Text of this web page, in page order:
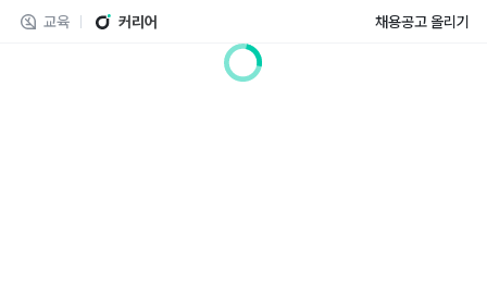
교육 커리어 채용공고 올리기